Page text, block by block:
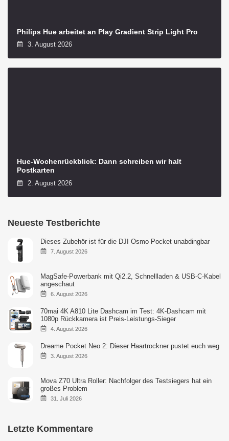
Philips Hue arbeitet an Play Gradient Strip Light Pro
3. August 2026
Hue-Wochenrückblick: Dann schreiben wir halt
Postkarten
2. August 2026
Neueste Testberichte
Dieses Zubehör ist für die DJI Osmo Pocket unabdingbar
7. August 2026
MagSafe-Powerbank mit Qi2.2, Schnellladen & USB-C-Kabel
angeschaut
6. August 2026
70mai 4K A810 Lite Dashcam im Test: 4K-Dashcam mit
1080p Rückkamera ist Preis-Leistungs-Sieger
4. August 2026
Dreame Pocket Neo 2: Dieser Haartrockner pustet euch weg
3. August 2026
Mova Z70 Ultra Roller: Nachfolger des Testsiegers hat ein
großes Problem
31. Juli 2026
Letzte Kommentare